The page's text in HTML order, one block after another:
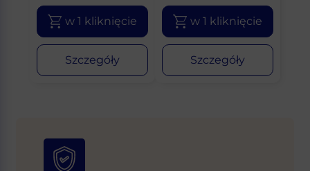
w 1 kliknięcie
Szczegóły
w 1 kliknięcie
Szczegóły